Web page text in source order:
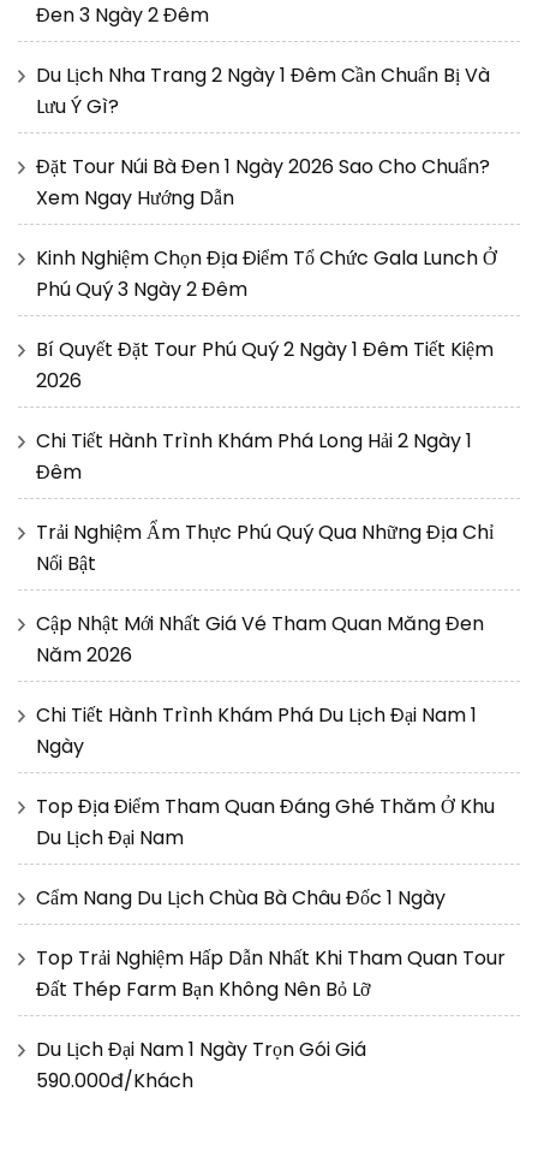
Đen 3 Ngày 2 Đêm
Du Lịch Nha Trang 2 Ngày 1 Đêm Cần Chuẩn Bị Và
Lưu Ý Gì?
Đặt Tour Núi Bà Đen 1 Ngày 2026 Sao Cho Chuẩn?
Xem Ngay Hướng Dẫn
Kinh Nghiệm Chọn Địa Điểm Tổ Chức Gala Lunch Ở
Phú Quý 3 Ngày 2 Đêm
Bí Quyết Đặt Tour Phú Quý 2 Ngày 1 Đêm Tiết Kiệm
2026
Chi Tiết Hành Trình Khám Phá Long Hải 2 Ngày 1
Đêm
Trải Nghiệm Ẩm Thực Phú Quý Qua Những Địa Chỉ
Nổi Bật
Cập Nhật Mới Nhất Giá Vé Tham Quan Măng Đen
Năm 2026
Chi Tiết Hành Trình Khám Phá Du Lịch Đại Nam 1
Ngày
Top Địa Điểm Tham Quan Đáng Ghé Thăm Ở Khu
Du Lịch Đại Nam
Cẩm Nang Du Lịch Chùa Bà Châu Đốc 1 Ngày
Top Trải Nghiệm Hấp Dẫn Nhất Khi Tham Quan Tour
Đất Thép Farm Bạn Không Nên Bỏ Lỡ
Du Lịch Đại Nam 1 Ngày Trọn Gói Giá
590.000đ/Khách